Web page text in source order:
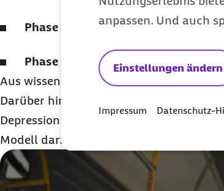
anpassen. Und auch
Einstellungen ändern
Impressum Datenschutz-
Phase 4: Selbstvorwürfe und
Phase 5:
Suizidgedanken und -
Aus wissenschaftlicher Sicht ist dieses
Darüber hinaus erscheint es schwierig,
Depression in einem solch simplen und
Modell darzustellen.